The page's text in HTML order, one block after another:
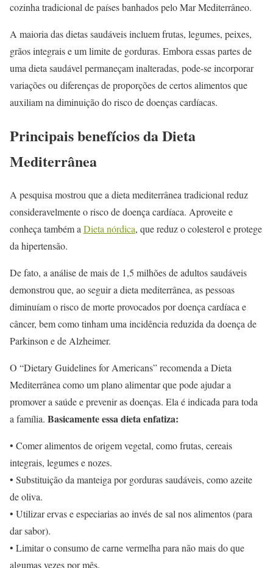
cozinha tradicional de países banhados pelo Mar Mediterrâneo.
A maioria das dietas saudáveis incluem frutas, legumes, peixes,
grãos integrais e um limite de gorduras. Embora essas partes de
uma dieta saudável permaneçam inalteradas, pode-se incorporar
variações ou diferenças de proporções de certos alimentos que
auxiliam na diminuição do risco de doenças cardíacas.
Principais benefícios da Dieta
Mediterrânea
A pesquisa mostrou que a dieta mediterrânea tradicional reduz
consideravelmente o risco de doença cardíaca. Aproveite e
conheça também a Dieta nórdica, que reduz o colesterol e protege
da hipertensão.
De fato, a análise de mais de 1,5 milhões de adultos saudáveis
demonstrou que, ao seguir a dieta mediterrânea, as pessoas
diminuíam o risco de morte provocados por doença cardíaca e
câncer, bem como tinham uma incidência reduzida da doença de
Parkinson e de Alzheimer.
O “Dietary Guidelines for Americans” recomenda a Dieta
Mediterrânea como um plano alimentar que pode ajudar a
promover a saúde e prevenir as doenças. Ela é indicada para toda
a família. Basicamente essa dieta enfatiza:
• Comer alimentos de origem vegetal, como frutas, cereais
integrais, legumes e nozes.
• Substituição da manteiga por gorduras saudáveis, como azeite
de oliva.
• Utilizar ervas e especiarias ao invés de sal nos alimentos (para
dar sabor).
• Limitar o consumo de carne vermelha para não mais do que
algumas vezes por mês.